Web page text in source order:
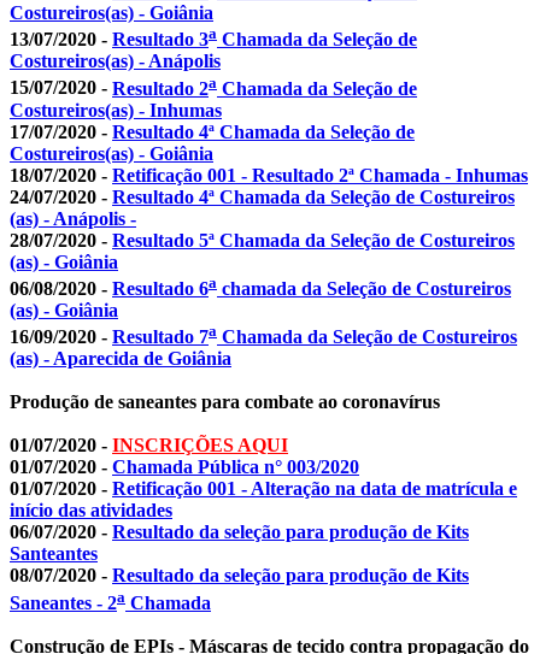
Costureiros(as) - Goiânia
13/07/2020 - Resultado 3a Chamada da Seleção de
Costureiros(as) - Anápolis
15/07/2020 - Resultado 2a Chamada da Seleção de
Costureiros(as) - Inhumas
17/07/2020 - Resultado 4ª Chamada da Seleção de
Costureiros(as) - Goiânia
18/07/2020 - Retificação 001 - Resultado 2ª Chamada - Inhumas
24/07/2020 - Resultado 4ª Chamada da Seleção de Costureiros
(as) - Anápolis -
28/07/2020 - Resultado 5ª Chamada da Seleção de Costureiros
(as) - Goiânia
06/08/2020 - Resultado 6a chamada da Seleção de Costureiros
(as) - Goiânia
16/09/2020 - Resultado 7a Chamada da Seleção de Costureiros
(as) - Aparecida de Goiânia
Produção de saneantes para combate ao coronavírus
01/07/2020 - INSCRIÇÕES AQUI
01/07/2020 - Chamada Pública n° 003/2020
01/07/2020 - Retificação 001 - Alteração na data de matrícula e
início das atividades
06/07/2020 - Resultado da seleção para produção de Kits
Santeantes
08/07/2020 - Resultado da seleção para produção de Kits
Saneantes - 2a Chamada
Construção de EPIs - Máscaras de tecido contra propagação do